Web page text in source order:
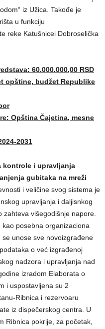
iz Užica. Takođe je
u funkciju
reke Katušnicei Dobroselička
60.000.000,00 RSD
opštine, budžet Republike
Opština Čajetina, mesne
2031
kontrole i upravljanja
gubitaka na mreži
i veličine svog sistema je
upravljanja i daljisnkog
višegodišnje napore.
posebna organizaciona
unose sve novoizgrađene
o već izgrađenoj
nadzora i upravljanja nad
izradom Elaborata o
i uspostavljena su 2
Ribnica i rezervoaru
iz dispečerskog centra. U
Ribnica pokrije, za početak,